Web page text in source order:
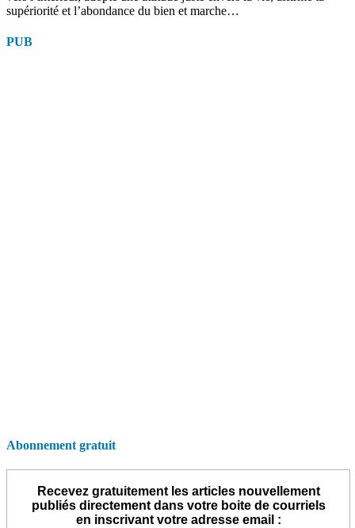
supériorité et l’abondance du bien et marche…
PUB
Abonnement gratuit
Recevez gratuitement les articles nouvellement
publiés directement dans votre boite de courriels
en inscrivant votre adresse email :